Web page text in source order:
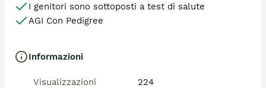
I genitori sono sottoposti a test di salute
AGI Con Pedigree
Informazioni
Visualizzazioni
224